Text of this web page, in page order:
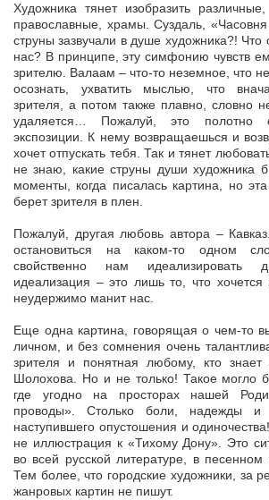
Художника тянет изобразить
православные, храмы. Суздаль,
струны зазвучали в душе художника?! Что
нас? В принципе, эту симфонию чувств
зрителю. Валаам – что-то неземное, что
осознать, ухватить мыслью, что
зрителя, а потом также плавно, словно
удаляется… Пожалуй, это полотно
экспозиции. К нему возвращаешься и
хочет отпускать тебя. Так и тянет
не знаю, какие струны души художника
моменты, когда писалась картина, но
берет зрителя в плен.
Пожалуй, другая любовь автора –
остановиться на каком-то одном
свойственно нам
идеализация – это лишь то, что хочется
неудержимо манит нас.
Еще одна картина, говорящая о чем-то
личном, и без сомнения очень
зрителя и понятная любому, кто знает
Шолохова. Но и не только! Такое могло
где угодно на просторах нашей
проводы». Столько боли, надежды и
наступившего опустошения и
не иллюстрация к «Тихому Дону». Это
во всей русской литературе, в песенном
Тем более, что городские художники, за
жанровых картин не пишут.